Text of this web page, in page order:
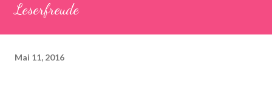
Leserfreude
Mai 11, 2016